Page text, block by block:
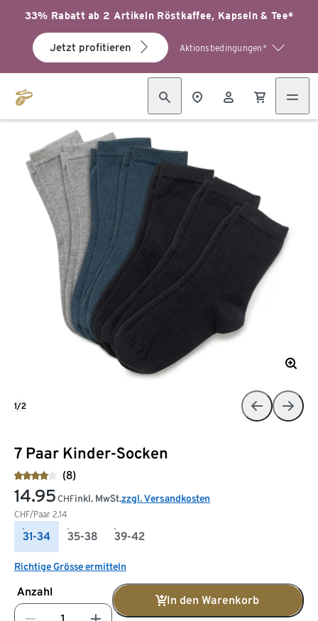
33% Rabatt ab 2 Artikeln Röstkaffee, Kapseln & Tee*
Jetzt profitieren Aktionsbedingungen*
7 Paar Kinder-Socken
(8)
14.95 CHF
CHF/Paar 2.14
inkl. MwSt.zzgl. Versandkosten
31-34 35-38 39-42
Richtige Grösse ermitteln
Anzahl
In den Warenkorb
1/2